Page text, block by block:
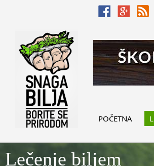
POČETNA
Lečenje biljem